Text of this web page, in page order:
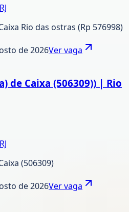
Rio das ostras (Rp 576998)
de 2026Ver vaga
de Caixa (506309)) | Rio
(506309)
de 2026Ver vaga